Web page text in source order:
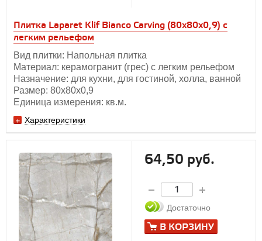
Плитка Laparet Klif Bianco Carving (80x80x0,9) с
легким рельефом
Вид плитки: Напольная плитка
Материал: керамогранит (грес) с легким рельефом
Назначение: для кухни, для гостиной, холла, ванной
Размер: 80х80x0,9
Единица измерения: кв.м.
Характеристики
64,50 руб.
Достаточно
В КОРЗИНУ